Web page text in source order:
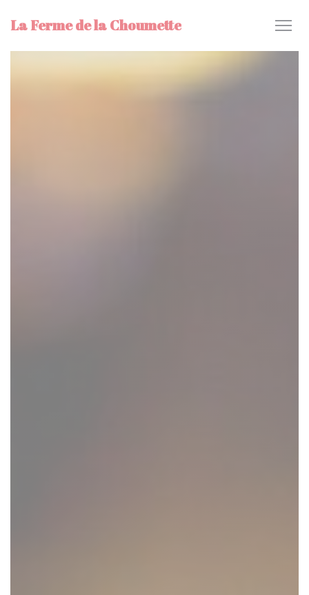
La Ferme de la Choumette